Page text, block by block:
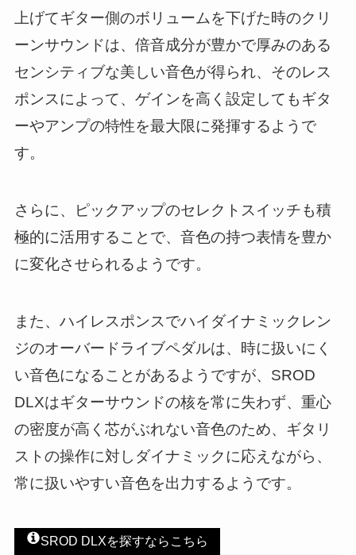
上げてギター側のボリュームを下げた時のクリ
ーンサウンドは、倍音成分が豊かで厚みのある
センシティブな美しい音色が得られ、そのレス
ポンスによって、ゲインを高く設定してもギタ
ーやアンプの特性を最大限に発揮するようで
す。
さらに、ピックアップのセレクトスイッチも積
極的に活用することで、音色の持つ表情を豊か
に変化させられるようです。
また、ハイレスポンスでハイダイナミックレン
ジのオーバードライブペダルは、時に扱いにく
い音色になることがあるようですが、SROD
DLXはギターサウンドの核を常に失わず、重心
の密度が高く芯がぶれない音色のため、ギタリ
ストの操作に対しダイナミックに応えながら、
常に扱いやすい音色を出力するようです。
SROD DLXを探すならこちら